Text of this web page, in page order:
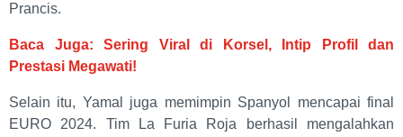
Prancis.
Baca Juga: Sering Viral di Korsel, Intip Profil dan
Prestasi Megawati!
Selain itu, Yamal juga memimpin Spanyol mencapai final
EURO 2024. Tim La Furia Roja berhasil mengalahkan